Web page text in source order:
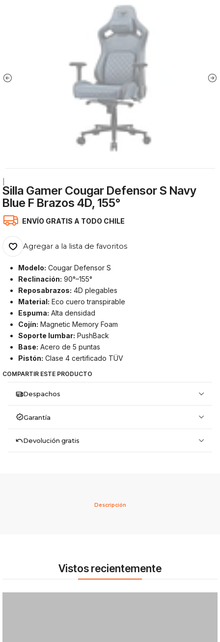
Silla Gamer Cougar Defensor S Navy
Blue F Brazos 4D, 155°
ENVÍO GRATIS A TODO CHILE
Agregar a la lista de favoritos
Modelo: Cougar Defensor S
Reclinación: 90°–155°
Reposabrazos: 4D plegables
Material: Eco cuero transpirable
Espuma: Alta densidad
Cojín: Magnetic Memory Foam
Soporte lumbar: PushBack
Base: Acero de 5 puntas
Pistón: Clase 4 certificado TÜV
COMPARTIR ESTE PRODUCTO
Despachos
Garantía
Devolución gratis
Descripción
Vistos recientemente